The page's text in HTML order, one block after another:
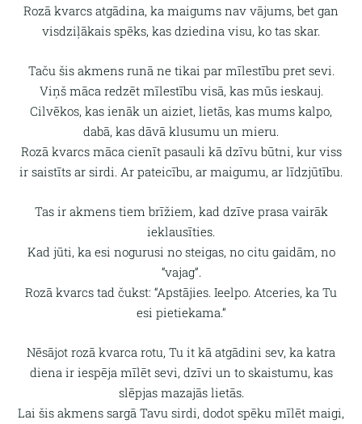
Rozā kvarcs atgādina, ka maigums nav vājums, bet gan
visdziļākais spēks, kas dziedina visu, ko tas skar.
Taču šis akmens runā ne tikai par mīlestību pret sevi.
Viņš māca redzēt mīlestību visā, kas mūs ieskauj.
Cilvēkos, kas ienāk un aiziet, lietās, kas mums kalpo,
dabā, kas dāvā klusumu un mieru.
Rozā kvarcs māca cienīt pasauli kā dzīvu būtni, kur viss
ir saistīts ar sirdi. Ar pateicību, ar maigumu, ar līdzjūtību.
Tas ir akmens tiem brīžiem, kad dzīve prasa vairāk
ieklausīties.
Kad jūti, ka esi nogurusi no steigas, no citu gaidām, no
“vajag”.
Rozā kvarcs tad čukst: “Apstājies. Ieelpo. Atceries, ka Tu
esi pietiekama.”
Nēsājot rozā kvarca rotu, Tu it kā atgādini sev, ka katra
diena ir iespēja mīlētsevi, dzīvi un to skaistumu, kas
slēpjas mazajās lietās.
Lai šis akmens sargā Tavu sirdi, dodot spēku mīlēt maigi,